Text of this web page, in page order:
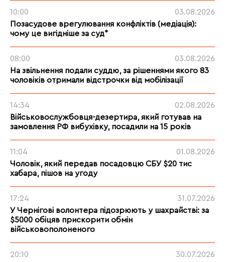
10:00
03.08.2026
Позасудове врегулювання конфліктів (медіація):
чому це вигідніше за суд*
08:00
03.08.2026
На звільнення подали суддю, за рішеннями якого 83
чоловіків отримали відстрочки від мобілізації
14:34
02.08.2026
Військовослужбовця-дезертира, який готував на
замовлення РФ вибухівку, посадили на 15 років
11:04
01.08.2026
Чоловік, який передав посадовцю СБУ $20 тис
хабара, пішов на угоду
17:24
31.07.2026
У Чернігові волонтера підозрюють у шахрайстві: за
$5000 обіцяв прискорити обмін
військовополоненого
20:10
30.07.2026